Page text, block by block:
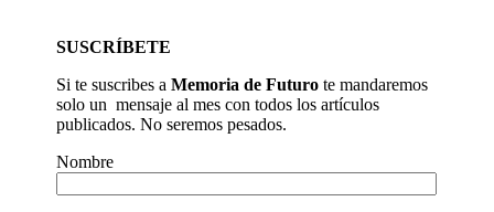
SUSCRÍBETE
Si te suscribes aMemoria de Futuro te mandaremos
solo un mensaje al mes con todos los artículos
publicados. No seremos pesados.
Nombre